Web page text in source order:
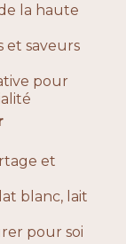
la haute
et saveurs
pour
et
blanc, lait
pour soi